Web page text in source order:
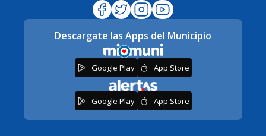
Descargate las Apps del Municipio
Google Play App Store
Google Play App Store